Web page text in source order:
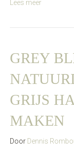
Lees meer
GREY
GRIJS
MAKEN
Door Dennis